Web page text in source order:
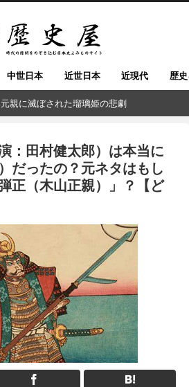
中世日本 近世日本 近現代 歴
親に滅ぼされた瑠璃姫の悲劇
：田村健太郎）は本当に
だったの？元ネタはもし
正（木山正親）」？【ど